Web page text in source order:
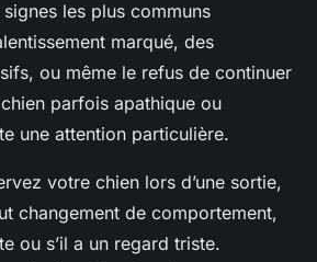
les plus communs
marqué, des
ou même le refus de continuer
parfois apathique ou
une attention particulière.
votre chien lors d’une sortie,
changement de comportement,
ou s’il a un regard triste.